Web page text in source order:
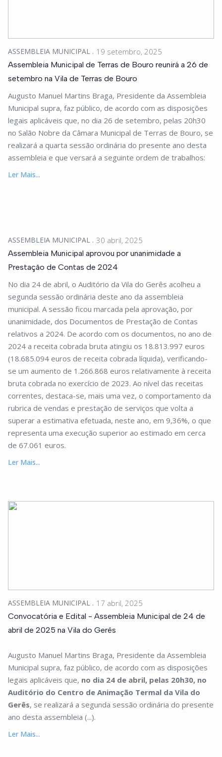
ASSEMBLEIA MUNICIPAL 19 setembro, 2025
Assembleia Municipal de Terras de Bouro reunirá a 26 de
setembro na Vila de Terras de Bouro
Augusto Manuel Martins Braga, Presidente da Assembleia
Municipal supra, faz público, de acordo com as disposições
legais aplicáveis que, no dia 26 de setembro, pelas 20h30
no Salão Nobre da Câmara Municipal de Terras de Bouro, se
realizará a quarta sessão ordinária do presente ano desta
assembleia e que versará a seguinte ordem de trabalhos:
Ler Mais...
ASSEMBLEIA MUNICIPAL 30 abril, 2025
Assembleia Municipal aprovou por unanimidade a
Prestação de Contas de 2024
No dia 24 de abril, o Auditório da Vila do Gerês acolheu a
segunda sessão ordinária deste ano da assembleia
municipal. A sessão ficou marcada pela aprovação, por
unanimidade, dos Documentos de Prestação de Contas
relativos a 2024. De acordo com os documentos, no ano de
2024 a receita cobrada bruta atingiu os 18.813.997 euros
(18.685.094 euros de receita cobrada líquida), verificando-
se um aumento de 1.266.868 euros relativamente à receita
bruta cobrada no exercício de 2023. Ao nível das receitas
correntes, destaca-se, mais uma vez, o comportamento da
rubrica de vendas e prestação de serviços que volta a
superar a estimativa efetuada, neste ano, em 9,36%, o que
representa uma execução superior ao estimado em cerca
de 67.061 euros.
Ler Mais...
ASSEMBLEIA MUNICIPAL 17 abril, 2025
Convocatória e Edital - Assembleia Municipal de 24 de
abril de 2025 na Vila do Gerês
Augusto Manuel Martins Braga, Presidente da Assembleia
Municipal supra, faz público, de acordo com as disposições
legais aplicáveis que, no dia 24 de abril, pelas 20h30, no
Auditório do Centro de Animação Termal da Vila do
Gerês, se realizará a segunda sessão ordinária do presente
ano desta assembleia (...).
Ler Mais...